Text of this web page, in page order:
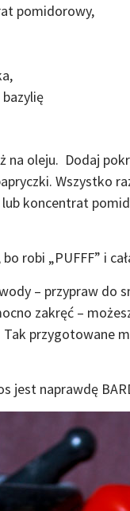
pomidorowy,
na oleju. Dodaj
Wszystko
koncentrat
bo robi „PUFFF” i
– przypraw do
zakręć –
przygotowane
jest naprawdę